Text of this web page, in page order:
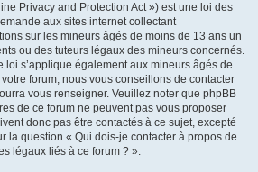
Privacy and Protection Act ») est une loi des
aux sites internet collectant
sur les mineurs âgés de moins de 13 ans un
ou des tuteurs légaux des mineurs concernés.
loi s’applique également aux mineurs âgés de
forum, nous vous conseillons de contacter
vous renseigner. Veuillez noter que phpBB
de ce forum ne peuvent pas vous proposer
donc pas être contactés à ce sujet, excepté
la question « Qui dois-je contacter à propos de
légaux liés à ce forum ? ».